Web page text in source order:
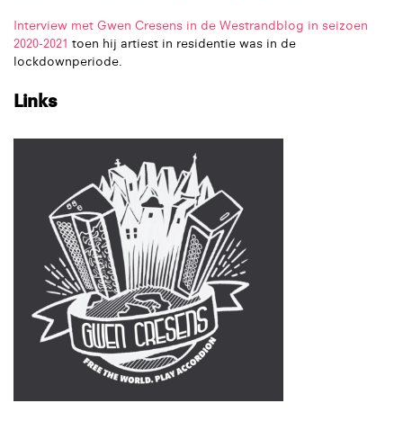
Interview met Gwen Cresens in de Westrandblog in seizoen
2020-2021 toen hij artiest in residentie was in de
lockdownperiode.
Links